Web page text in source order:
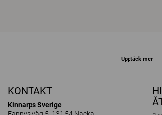
Upptäck mer
KONTAKT
Kinnarps Sverige